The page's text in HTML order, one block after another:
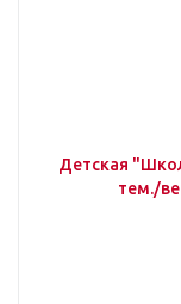
Детская
тем./